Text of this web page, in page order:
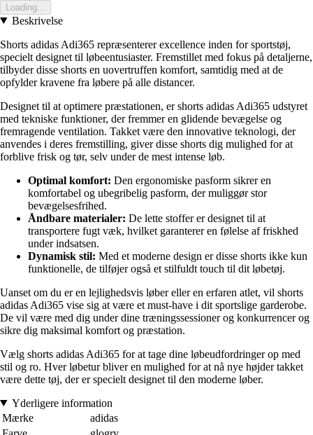
Loading...
Beskrivelse
Shorts adidas Adi365 repræsenterer excellence inden for sportstøj,
specielt designet til løbeentusiaster. Fremstillet med fokus på detaljerne,
tilbyder disse shorts en uovertruffen komfort, samtidig med at de
opfylder kravene fra løbere på alle distancer.
Designet til at optimere præstationen, er shorts adidas Adi365 udstyret
med tekniske funktioner, der fremmer en glidende bevægelse og
fremragende ventilation. Takket være den innovative teknologi, der
anvendes i deres fremstilling, giver disse shorts dig mulighed for at
forblive frisk og tør, selv under de mest intense løb.
Optimal komfort: Den ergonomiske pasform sikrer en
komfortabel og ubegribelig pasform, der muliggør stor
bevægelsesfrihed.
Åndbare materialer: De lette stoffer er designet til at
transportere fugt væk, hvilket garanterer en følelse af friskhed
under indsatsen.
Dynamisk stil: Med et moderne design er disse shorts ikke kun
funktionelle, de tilføjer også et stilfuldt touch til dit løbetøj.
Uanset om du er en lejlighedsvis løber eller en erfaren atlet, vil shorts
adidas Adi365 vise sig at være et must-have i dit sportslige garderobe.
De vil være med dig under dine træningssessioner og konkurrencer og
sikre dig maksimal komfort og præstation.
Vælg shorts adidas Adi365 for at tage dine løbeudfordringer op med
stil og ro. Hver løbetur bliver en mulighed for at nå nye højder takket
være dette tøj, der er specielt designet til den moderne løber.
Yderligere information
Mærke
adidas